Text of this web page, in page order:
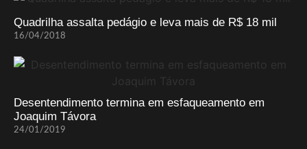
Quadrilha assalta pedágio e leva mais de R$ 18 mil
16/04/2018
Desentendimento termina em esfaqueamento em
Joaquim Távora
24/01/2019